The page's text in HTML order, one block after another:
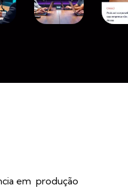
em produção